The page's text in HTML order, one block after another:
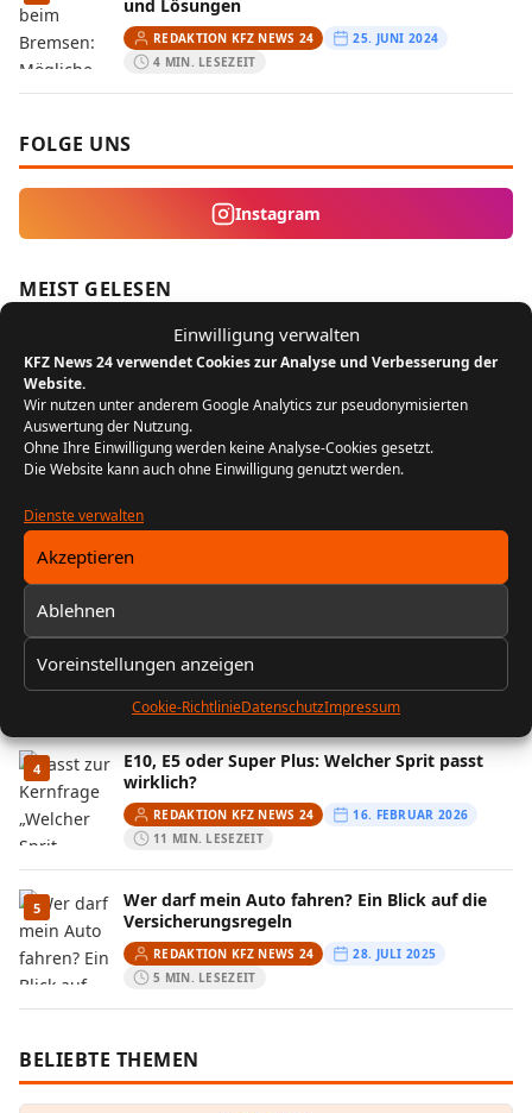
Einwilligung verwalten
KFZ News 24 verwendet Cookies zur Analyse und Verbesserung der
Website.
Wir nutzen unter anderem Google Analytics zur pseudonymisierten
Auswertung der Nutzung.
Ohne Ihre Einwilligung werden keine Analyse-Cookies gesetzt.
Die Website kann auch ohne Einwilligung genutzt werden.
Dienste verwalten
Akzeptieren
Ablehnen
Voreinstellungen anzeigen
Cookie-RichtlinieDatenschutzImpressum
und Lösungen
REDAKTION KFZ NEWS 24
25. JUNI 2024
4 MIN. LESEZEIT
FOLGE UNS
Instagram
MEIST GELESEN
Der Bikergruß: Ein Zeichen der
Zusammengehörigkeit unter Motorradfahrern
REDAKTION KFZ NEWS 24
22. JULI 2024
5 MIN. LESEZEIT
FIN entschlüsseln: Baujahr, Motor &
und was ist verboten?
REDAKTION KFZ NEWS 24
5 MIN. LESEZEIT
4
E10, E5 oder Super Plus: Welcher Sprit passt
wirklich?
REDAKTION KFZ NEWS 24
16. FEBRUAR 2026
11 MIN. LESEZEIT
5
Wer darf mein Auto fahren? Ein Blick auf die
Versicherungsregeln
REDAKTION KFZ NEWS 24
28. JULI 2025
5 MIN. LESEZEIT
BELIEBTE THEMEN